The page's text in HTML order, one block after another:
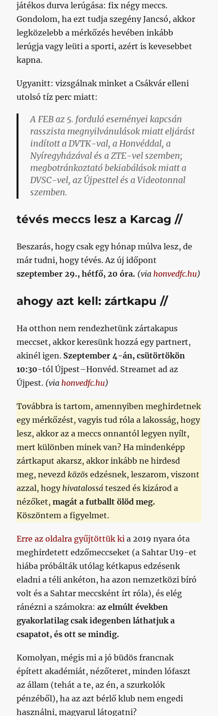
játékos durva lerúgása: fix négy meccs.
Gondolom, ha ezt tudja szegény Jancsó, akkor
legközelebb a mérkőzés hevében inkább
lerúgja vagy leüti a sporti, azért is kevesebbet
kapna.
Ugyanitt: vizsgálnak minket a Csákvár elleni
utolsó tíz perc miatt:
A FEB az 5. forduló eseményei kapcsán
rasszista megnyilvánulások miatt eljárást
indított a DVTK-val, a Honvéddal, a
Nyíregyházával és a ZTE-vel szemben;
megbotránkoztató bekiabálások miatt a
DVSC-vel, az Újpesttel és a Videotonnal
szemben.
tévés meccs lesz a Karcag //
Beszarás, hogy csak egy hónap múlva lesz, de
már tudni, hogy tévés. Az új időpont
szeptember 29., hétfő, 20 óra. (viahonvedfc.hu)
ahogy azt kell: zártkapu //
Ha otthon nem rendezhetünk zártakapus
meccset, akkor keresünk hozzá egy partnert,
akinél igen. Szeptember 4-án, csütörtökön
10:30-tól Újpest–Honvéd. Streamet ad az
Újpest. (via honvedfc.hu)
Továbbra is tartom, amennyiben meghirdetnek
egy mérkőzést, vagyis tud róla a lakosság, hogy
lesz, akkor az a meccs onnantól legyen nyílt,
mert különben minek van? Ha mindenképp
zártkaput akarsz, akkor inkább ne hirdesd
meg, nevezd közösedzésnek, leszarom, viszont
azzal, hogy hivatalossá teszed és kizárod a
nézőket,magát a futballt ölöd meg.
Köszöntem a figyelmet.
Erre az oldalra gyűjtöttük ki a 2019 nyara óta
meghirdetett edzőmeccseket (a Sahtar U19-et
hiába próbálták utólag kétkapus edzésenk
eladni a téli ankéton, ha azon nemzetközi bíró
volt és a Sahtar meccsként írt róla), és elég
ránézni a számokra:az elmúlt években
gyakorlatilag csak idegenben láthatjuk a
csapatot, és ott se mindig.
Komolyan, mégis mi a jó büdös francnak
épített akadémiát, nézőteret, minden lófaszt
az állam (tehát a te, az én, a szurkolók
pénzéből), ha az azt bérlő klub nem engedi
használni, magyarul látogatni?